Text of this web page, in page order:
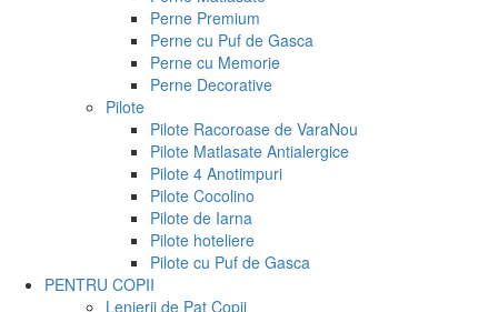
Perne Premium
Perne cu Puf de Gasca
Perne cu Memorie
Perne Decorative
Pilote
Pilote Racoroase de VaraNou
Pilote Matlasate Antialergice
Pilote 4 Anotimpuri
Pilote Cocolino
Pilote de Iarna
Pilote hoteliere
Pilote cu Puf de Gasca
PENTRU COPII
Lenjerii de Pat Copii